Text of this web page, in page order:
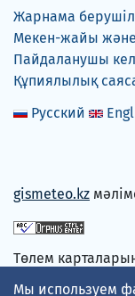
Жарнама
Мекен-жайы
Пайдаланушы
Құпиялылық
Русский
gismeteo.kz
Төлем
Мы используем